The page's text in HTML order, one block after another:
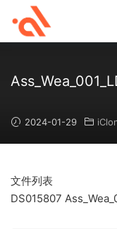
2024-01-29
文件列表
DS015807